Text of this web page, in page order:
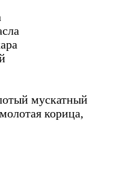
мускатный
корица,